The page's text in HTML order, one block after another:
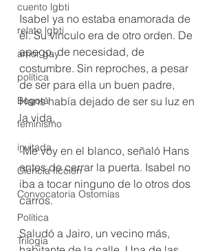
cuento lgbti
relato lgbti
amor gay
política
Bogotá
feminismo
invitada
Ciencia ficción
Convocatoria Ostomías
Política
Trilogía
Isabel ya no estaba enamorada de
él. Su vínculo era de otro orden. De
apego, de necesidad, de
costumbre. Sin reproches, a pesar
de ser para ella un buen padre,
Hans había dejado de ser su luz en
la vida.
-Me voy en el blanco, señaló Hans
antes de cerrar la puerta. Isabel no
iba a tocar ninguno de lo otros dos
carros.
Saludó a Jairo, un vecino más,